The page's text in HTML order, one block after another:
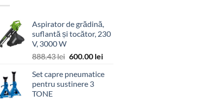
Aspirator de grădină,
suflantă și tocător, 230
V, 3000 W
888.43lei Prețul
a
fost:
600.00 leiPrețul
este:
Set capre pneumatice
pentru sustinere 3
TONE